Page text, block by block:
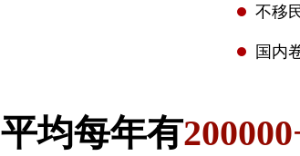
不移
国内
平均每年有